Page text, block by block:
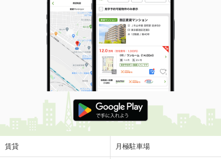
青森県八戸市大字長苗代字上碇田
価 格
7.20万円
住 所
青森県八戸市大字長苗代字上碇田
専有面積 74.32m²
間取り
3LDK
青森県八戸市大字新井田字後庵
価 格
5.40万円
住 所
青森県八戸市大字新井田字後庵
専有面積
賃貸 月極駐車場